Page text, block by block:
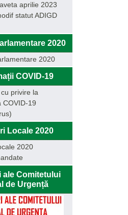
aprilie 2023
statut ADIGD
2020
2020
COVID-19
privire la
COVID-19
Locale 2020
2020
ale Comitetului
de Urgență